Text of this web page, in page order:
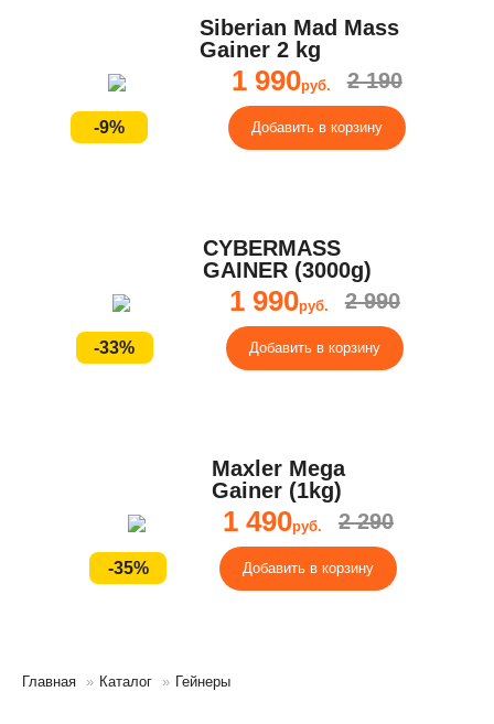
Siberian Mad Mass
Gainer 2 kg
1 990руб. 2 190
-9% Добавить в корзину
CYBERMASS
GAINER (3000g)
1 990руб. 2 990
-33% Добавить в корзину
Maxler Mega
Gainer (1kg)
1 490руб. 2 290
-35% Добавить в корзину
Главная » Каталог » Гейнеры